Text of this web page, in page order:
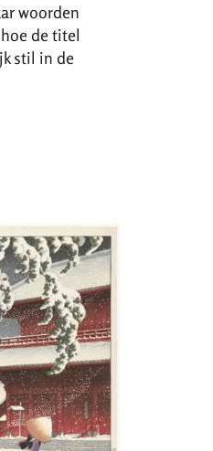
woorden
de titel
stil in de